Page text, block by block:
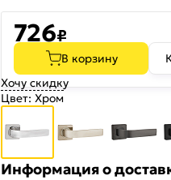
726₽
В корзину
Хочу скидку
Цвет: Хром
Информация о